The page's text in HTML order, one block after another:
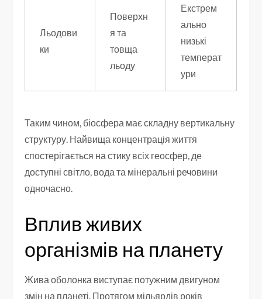
Льодови
ки
Поверхн
я та
товща
льоду
Екстрем
ально
низькі
температ
ури
Таким чином, біосфера має складну вертикальну
структуру. Найвища концентрація життя
спостерігається на стику всіх геосфер, де
доступні світло, вода та мінеральні речовини
одночасно.
Вплив живих
організмів на планету
Жива оболонка виступає потужним двигуном
змін на планеті. Протягом мільярдів років